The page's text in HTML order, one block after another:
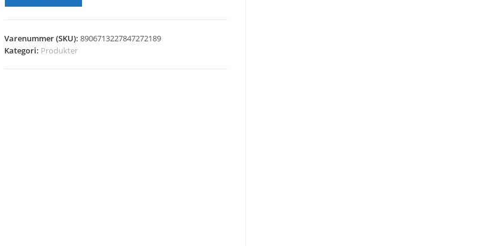
Varenummer (SKU):8906713227847272189
Kategori: Produkter